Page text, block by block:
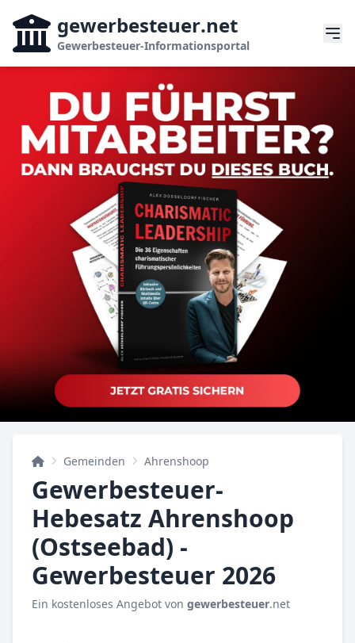
gewerbesteuer.net
Gewerbesteuer-Informationsportal
Gemeinden Ahrenshoop
Gewerbesteuer-
Hebesatz Ahrenshoop
(Ostseebad) -
Gewerbesteuer 2026
Ein kostenloses Angebot von gewerbesteuer.net